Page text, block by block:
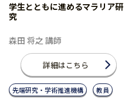
学生とともに進めるマラリア研
究
森田 将之 講師
詳細はこちら
先端研究・学術推進機構 教員